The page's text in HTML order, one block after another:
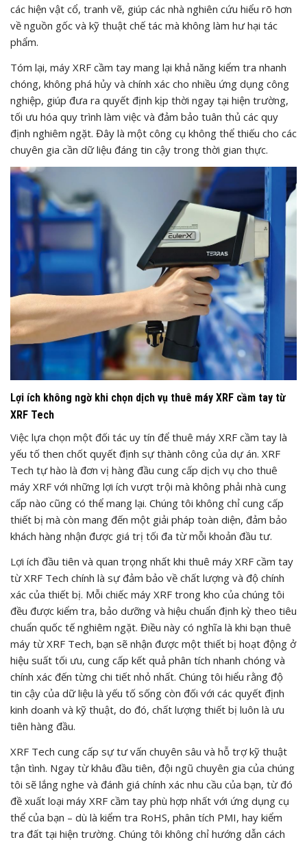
các hiện vật cổ, tranh vẽ, giúp các nhà nghiên cứu hiểu rõ hơn
về nguồn gốc và kỹ thuật chế tác mà không làm hư hại tác
phẩm.
Tóm lại, máy XRF cầm tay mang lại khả năng kiểm tra nhanh
chóng, không phá hủy và chính xác cho nhiều ứng dụng công
nghiệp, giúp đưa ra quyết định kịp thời ngay tại hiện trường,
tối ưu hóa quy trình làm việc và đảm bảo tuân thủ các quy
định nghiêm ngặt. Đây là một công cụ không thể thiếu cho các
chuyên gia cần dữ liệu đáng tin cậy trong thời gian thực.
Lợi ích không ngờ khi chọn dịch vụ thuê máy XRF cầm tay từ
XRF Tech
Việc lựa chọn một đối tác uy tín để thuê máy XRF cầm tay là
yếu tố then chốt quyết định sự thành công của dự án. XRF
Tech tự hào là đơn vị hàng đầu cung cấp dịch vụ cho thuê
máy XRF với những lợi ích vượt trội mà không phải nhà cung
cấp nào cũng có thể mang lại. Chúng tôi không chỉ cung cấp
thiết bị mà còn mang đến một giải pháp toàn diện, đảm bảo
khách hàng nhận được giá trị tối đa từ mỗi khoản đầu tư.
Lợi ích đầu tiên và quan trọng nhất khi thuê máy XRF cầm tay
từ XRF Tech chính là sự đảm bảo về chất lượng và độ chính
xác của thiết bị. Mỗi chiếc máy XRF trong kho của chúng tôi
đều được kiểm tra, bảo dưỡng và hiệu chuẩn định kỳ theo tiêu
chuẩn quốc tế nghiêm ngặt. Điều này có nghĩa là khi bạn thuê
máy từ XRF Tech, bạn sẽ nhận được một thiết bị hoạt động ở
hiệu suất tối ưu, cung cấp kết quả phân tích nhanh chóng và
chính xác đến từng chi tiết nhỏ nhất. Chúng tôi hiểu rằng độ
tin cậy của dữ liệu là yếu tố sống còn đối với các quyết định
kinh doanh và kỹ thuật, do đó, chất lượng thiết bị luôn là ưu
tiên hàng đầu.
XRF Tech cung cấp sự tư vấn chuyên sâu và hỗ trợ kỹ thuật
tận tình. Ngay từ khâu đầu tiên, đội ngũ chuyên gia của chúng
tôi sẽ lắng nghe và đánh giá chính xác nhu cầu của bạn, từ đó
đề xuất loại máy XRF cầm tay phù hợp nhất với ứng dụng cụ
thể của bạn – dù là kiểm tra RoHS, phân tích PMI, hay kiểm
tra đất tại hiện trường. Chúng tôi không chỉ hướng dẫn cách